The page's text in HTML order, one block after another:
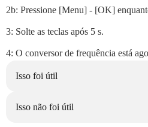
2b: Pressione [Menu] - [OK]
3: Solte as teclas após 5 s.
4: O conversor de frequência está
Isso foi útil
Isso não foi útil